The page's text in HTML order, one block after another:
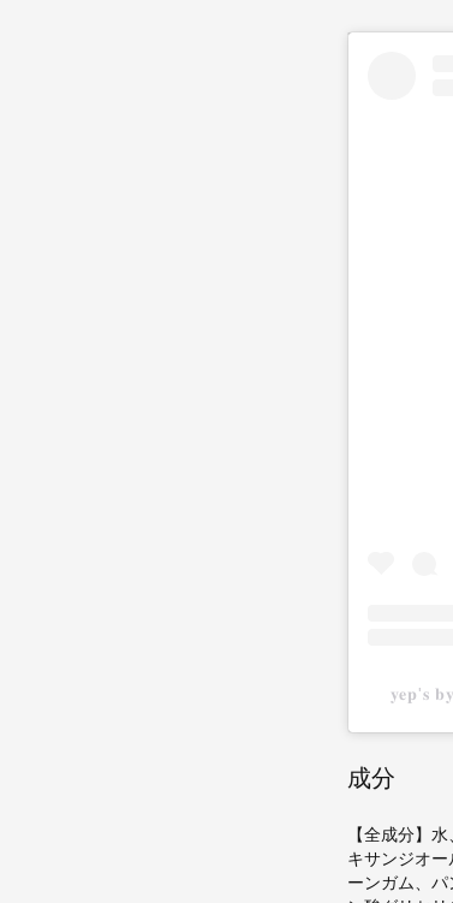
𝐲𝐞𝐩'𝐬
成分
【全成分】
キサンジオ
ーンガム、